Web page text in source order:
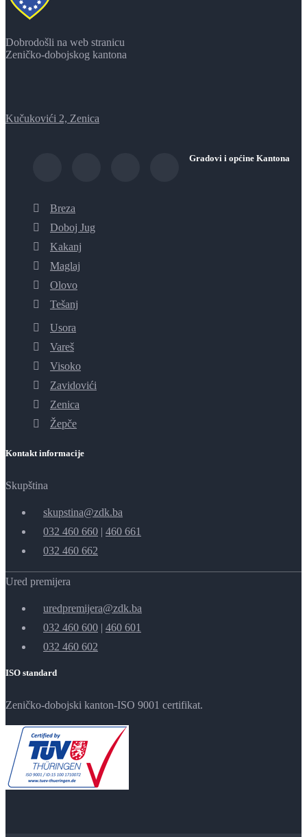
Dobrodošli na web stranicu
Zeničko-dobojskog kantona
Kučukovići 2, Zenica
Gradovi i općine Kantona
Breza
Doboj Jug
Kakanj
Maglaj
Olovo
Tešanj
Usora
Vareš
Visoko
Zavidovići
Zenica
Žepče
Kontakt informacije
Skupština
skupstina@zdk.ba
032 460 660 | 460 661
032 460 662
Ured premijera
uredpremijera@zdk.ba
032 460 600 | 460 601
032 460 602
ISO standard
Zeničko-dobojski kanton-ISO 9001 certifikat.